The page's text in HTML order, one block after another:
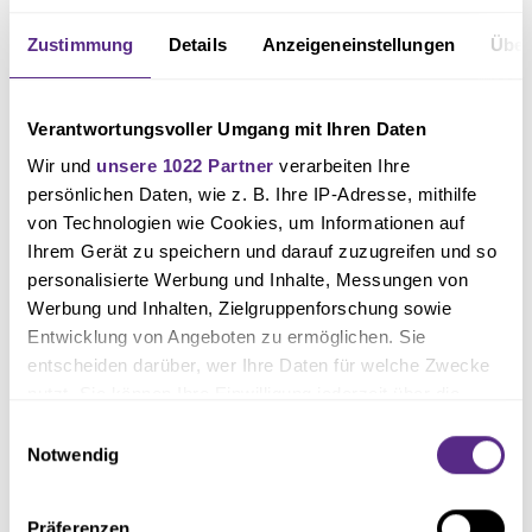
Zustimmung Details Anzeigeneinstellungen
Verantwortungsvoller Umgang mit Ihren Daten
Wir und unsere 1022 Partner verarbeiten Ihre
persönlichen Daten, wie z. B. Ihre IP-Adresse, mithilfe
von Technologien wie Cookies, um Informationen auf
Ihrem Gerät zu speichern und darauf zuzugreifen und so
personalisierte Werbung und Inhalte, Messungen von
Werbung und Inhalten, Zielgruppenforschung sowie
Entwicklung von Angeboten zu ermöglichen. Sie
entscheiden darüber, wer Ihre Daten für welche Zwecke
Trigger Symbol ändern oder widerrufen
Notwendig
Präferenzen
Bislang gab es acht Duelle zwischen den beiden Mannschaften. Davon
fanden sechs Partien in der 3.Liga statt, in denen der VfL viermal gewann
und man zweimal Unentschieden spielte. Außerdem traf man zweimal bei
einem Testspiel aufeinander. Beide Testspiele konnten die Lila-Weißen
jeweils mit 5:0 und 9:0 für sich entscheiden.
Testspiel am Sonntag zurückgreifen.